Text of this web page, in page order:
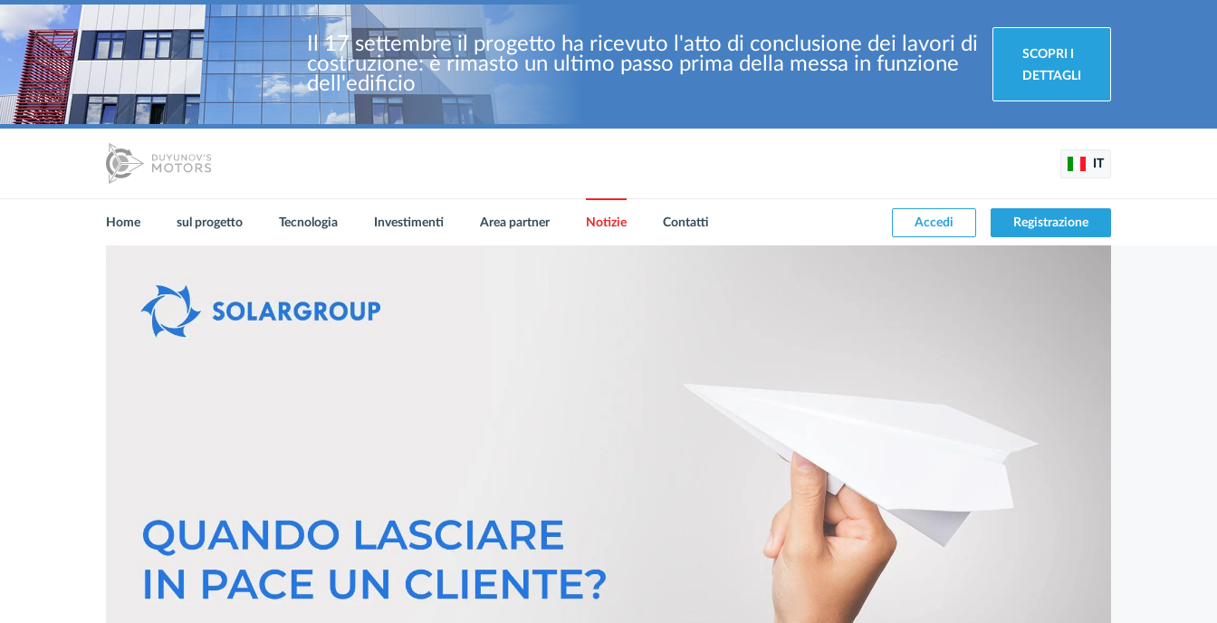
Il 17 settembre il progetto ha ricevuto l'atto di conclusione dei lavori di
costruzione: è rimasto un ultimo passo prima della messa in funzione
dell'edificio
SCOPRI I
DETTAGLI
IT
Home sul progetto Tecnologia Investimenti Area partner Notizie Contatti Accedi Registrazione